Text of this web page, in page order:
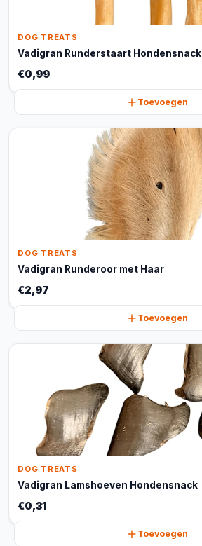
DOG TREATS
Vadigran Runderstaart Hondensnack
€0,99
Toevoegen
DOG TREATS
Vadigran Runderoor met Haar
€2,97
Toevoegen
DOG TREATS
Vadigran Lamshoeven Hondensnack
€0,31
Toevoegen